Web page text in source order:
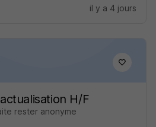
il y a 4 jours
H/F
rester anonyme